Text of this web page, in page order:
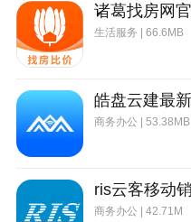
生活服务 | 66.6MB
商务办公 | 53.38MB
商务办公 | 42.71M